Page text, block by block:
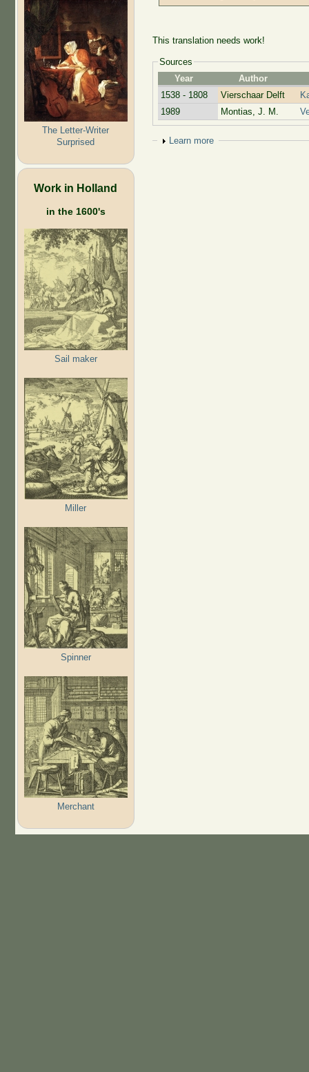
The Letter-Writer
Surprised
Work in Holland
in the 1600's
Sail maker
Miller
Spinner
Merchant
This translation needs work!
Sources
Year
Author
1538 - 1808
Vierschaar Delft
1989
Montias, J. M.
Show
Learn more